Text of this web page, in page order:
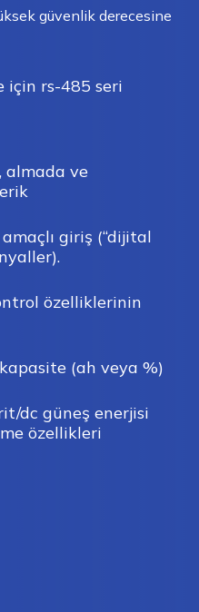
güvenlik derecesine
için rs-485 seri
almada ve
giriş (“dijital
özelliklerinin
(ah veya %)
dc güneş enerjisi
özellikleri